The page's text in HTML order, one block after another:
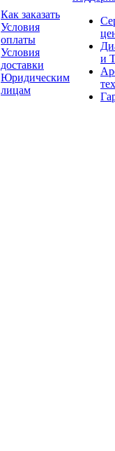
Как заказать
Условия
оплаты
Условия
доставки
Юридическим
лицам
и